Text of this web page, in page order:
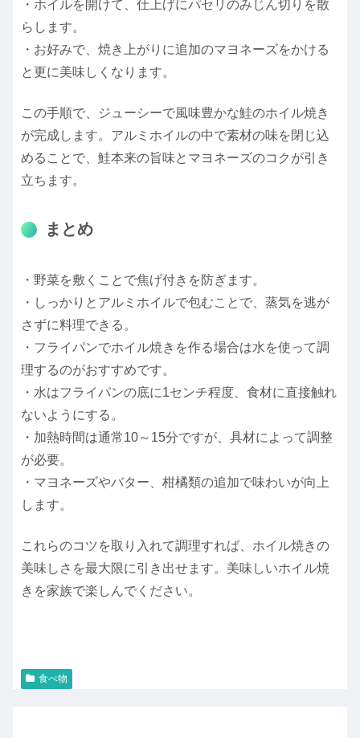
・ホイルを開けて、仕上げにパセリのみじん切りを散
らします。
・お好みで、焼き上がりに追加のマヨネーズをかける
と更に美味しくなります。
この手順で、ジューシーで風味豊かな鮭のホイル焼き
が完成します。アルミホイルの中で素材の味を閉じ込
めることで、鮭本来の旨味とマヨネーズのコクが引き
立ちます。
まとめ
・野菜を敷くことで焦げ付きを防ぎます。
・しっかりとアルミホイルで包むことで、蒸気を逃が
さずに料理できる。
・フライパンでホイル焼きを作る場合は水を使って調
理するのがおすすめです。
・水はフライパンの底に1センチ程度、食材に直接触れ
ないようにする。
・加熱時間は通常10～15分ですが、具材によって調整
が必要。
・マヨネーズやバター、柑橘類の追加で味わいが向上
します。
これらのコツを取り入れて調理すれば、ホイル焼きの
美味しさを最大限に引き出せます。美味しいホイル焼
きを家族で楽しんでください。
食べ物